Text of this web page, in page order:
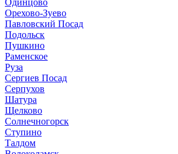
Одинцово
Орехово-Зуево
Павловский Посад
Подольск
Пушкино
Раменское
Руза
Сергиев Посад
Серпухов
Шатура
Щелково
Солнечногорск
Ступино
Талдом